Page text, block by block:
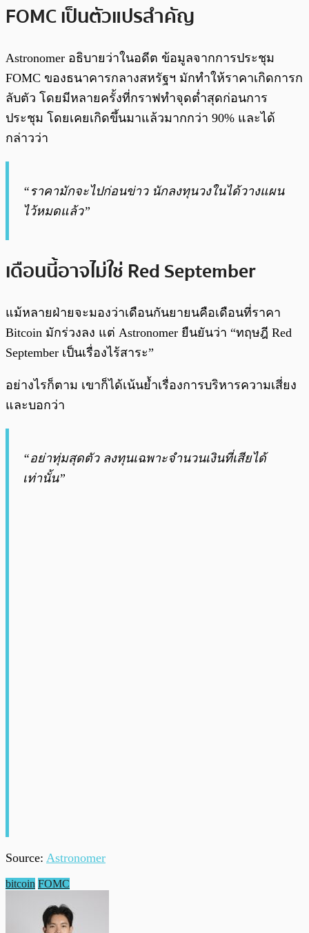
FOMC เป็นตัวแปรสำคัญ
Astronomer อธิบายว่าในอดีต ข้อมูลจากการประชุม
FOMC ของธนาคารกลางสหรัฐฯ มักทำให้ราคาเกิดการก
ลับตัว โดยมีหลายครั้งที่กราฟทำจุดต่ำสุดก่อนการ
ประชุม โดยเคยเกิดขึ้นมาแล้วมากกว่า 90% และได้
กล่าวว่า
“ราคามักจะไปก่อนข่าว นักลงทุนวงในได้วางแผน
ไว้หมดแล้ว”
เดือนนี้อาจไม่ใช่ Red September
แม้หลายฝ่ายจะมองว่าเดือนกันยายนคือเดือนที่ราคา
Bitcoin มักร่วงลง แต่ Astronomer ยืนยันว่า “ทฤษฎี Red
September เป็นเรื่องไร้สาระ”
อย่างไรก็ตาม เขาก็ได้เน้นย้ำเรื่องการบริหารความเสี่ยง
และบอกว่า
“อย่าทุ่มสุดตัว ลงทุนเฉพาะจำนวนเงินที่เสียได้
เท่านั้น”
Source: Astronomer
bitcoin FOMC